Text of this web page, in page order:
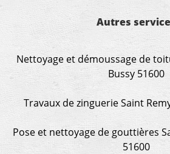
nombreux conseils concernant
entrepreneur comme on souhaite
Autres
Nettoyage et démoussage de
Bussy 51600
Travaux de zinguerie Saint
Pose et nettoyage de gouttières
51600